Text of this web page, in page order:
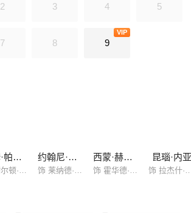
2 3 4 5
7 8 9
VIP
吉姆·帕森斯 约翰尼·盖尔克奇 西蒙·赫尔伯格 昆瑙·内亚